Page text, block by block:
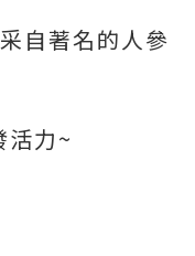
自著名的人參
活力~